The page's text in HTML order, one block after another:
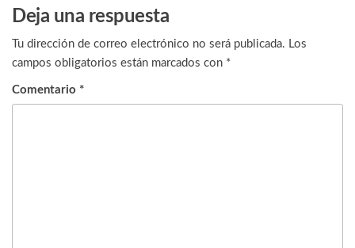
sericultura
Deja una respuesta
Tu dirección de correo electrónico no será publicada. Los
campos obligatorios están marcados con *
Comentario *